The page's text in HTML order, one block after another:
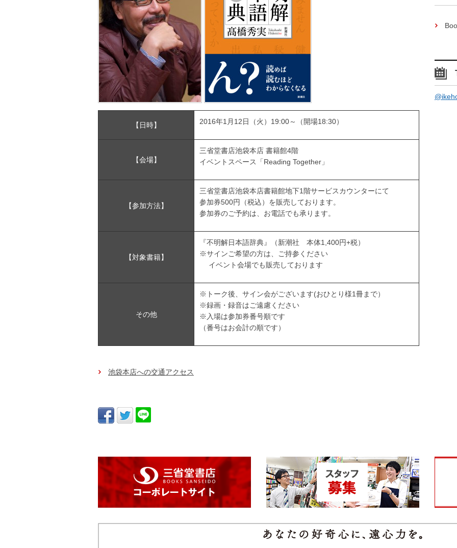
【日時】 2016年1月12日（火）19:00～（開場18:30）
【会場】
三省堂書店池袋本店 書籍館4階
イベントスペース「Reading Together」
【参加方法】
三省堂書店池袋本店書籍館地下1階サービスカウンターにて
参加券500円（税込）を販売しております。
参加券のご予約は、お電話でも承ります。
【対象書籍】
『不明解日本語辞典』（新潮社 本体1,400円+税）
※サインご希望の方は、ご持参ください
イベント会場でも販売しております
その他
※トーク後、サイン会がございます(おひとり様1冊まで）
※録画・録音はご遠慮ください
※入場は参加券番号順です
（番号はお会計の順です）
池袋本店への交通アクセス